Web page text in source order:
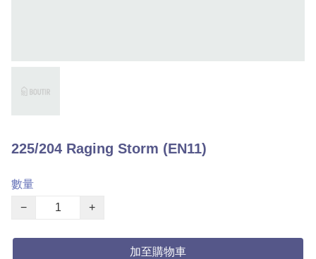
225/204 Raging Storm (EN11)
數量
−
+
加至購物車